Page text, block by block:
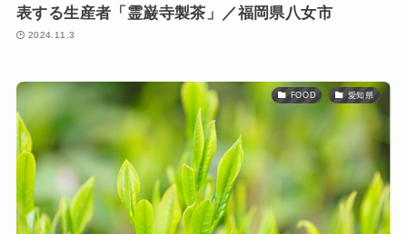
表する生産者「霊巌寺製茶」／福岡県八女市
2024.11.3
FOOD 愛知県